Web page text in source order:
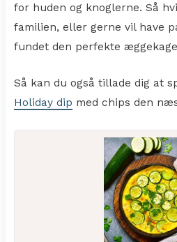
for huden og knoglerne. Så
familien, eller gerne vil have
fundet den perfekte
Så kan du også tillade dig at
Holiday dip med chips den